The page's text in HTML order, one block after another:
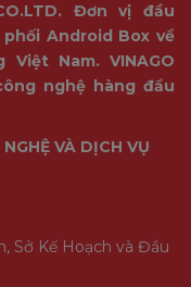
Đơn vị đầu
Android Box về
Việt Nam. VINAGO
nghệ hàng đầu
VÀ DỊCH VỤ
Sở Kế Hoạch và Đầu